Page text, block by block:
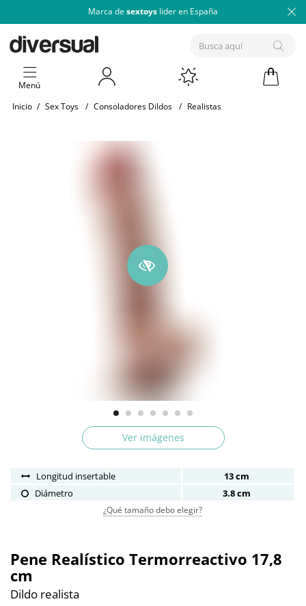
Marca de sextoys lider en España
Menú
Inicio / Sex Toys / Consoladores Dildos / Realistas
Ver imágenes
Longitud insertable
13 cm
Diámetro
3.8 cm
¿Qué tamaño debo elegir?
Pene Realístico Termorreactivo 17,8
cm
Dildo realista